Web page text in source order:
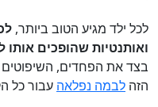
לכל ילד מגיע הטוב ביותר,
ואותנטיות שהופכים אותו
בצד את הפחדים, השיפוטים
הזה לבמה נפלאה עבור כל